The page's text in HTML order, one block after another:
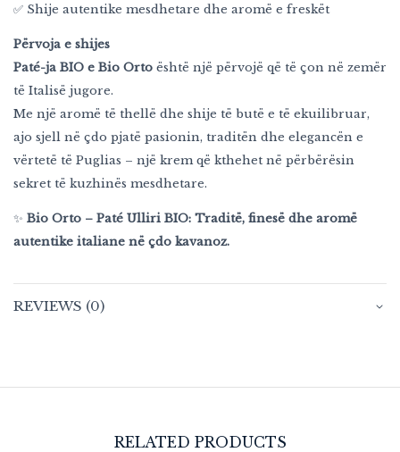
✅ Shije autentike mesdhetare dhe aromë e freskët
Përvoja e shijes
Paté-ja BIO e Bio Orto është një përvojë që të çon në zemër
të Italisë jugore.
Me një aromë të thellë dhe shije të butë e të ekuilibruar,
ajo sjell në çdo pjatë pasionin, traditën dhe elegancën e
vërtetë të Puglias – një krem që kthehet në përbërësin
sekret të kuzhinës mesdhetare.
✨ Bio Orto – Paté Ulliri BIO: Traditë, finesë dhe aromë
autentike italiane në çdo kavanoz.
REVIEWS (0)
RELATED PRODUCTS